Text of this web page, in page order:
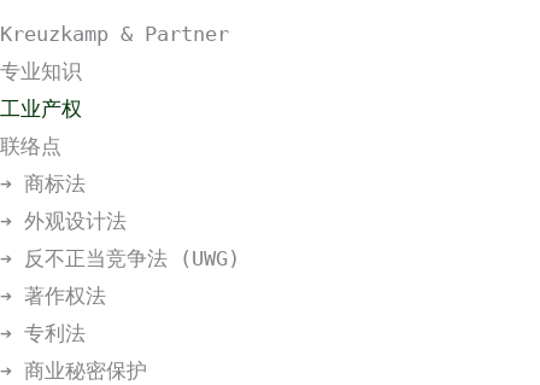
Kreuzkamp & Partner
专业知识
工业产权
联络点
➔ 商标法
➔ 外观设计法
➔ 反不正当竞争法 (UWG)
➔ 著作权法
➔ 专利法
➔ 商业秘密保护